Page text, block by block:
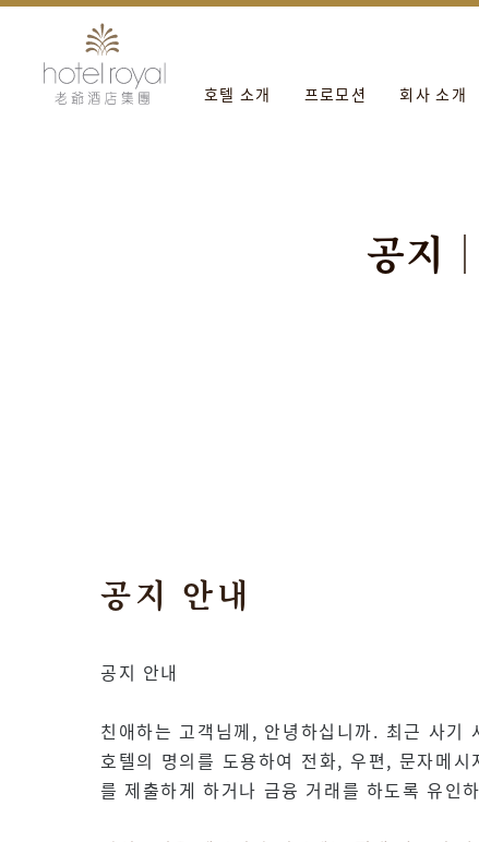
호텔 소개 프로모션 회사 소개
공지 ｜
공지 안내
공지 안내
친애하는 고객님께, 안녕하십니까. 최근 사
호텔의 명의를 도용하여 전화, 우편, 문자메
를 제출하게 하거나 금융 거래를 하도록 유인